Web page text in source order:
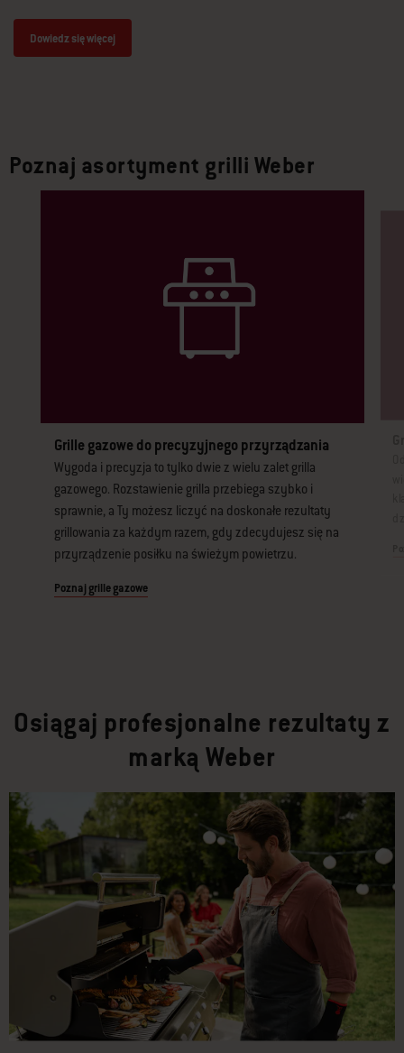
Dowiedz się więcej
Poznaj asortyment grilli Weber
Grille gazowe do precyzyjnego przyrządzania
Wygoda i precyzja to tylko dwie z wielu zalet grilla
gazowego. Rozstawienie grilla przebiega szybko i
sprawnie, a Ty możesz liczyć na doskonałe rezultaty
grillowania za każdym razem, gdy zdecydujesz się na
przyrządzenie posiłku na świeżym powietrzu.
Poznaj grille gazowe
Osiągaj profesjonalne rezultaty z
marką Weber